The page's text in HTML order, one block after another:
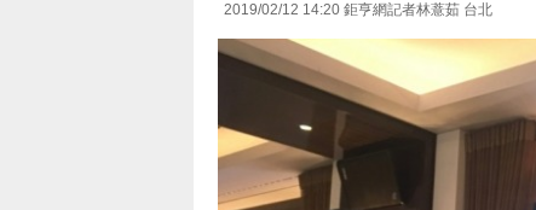
2019/02/12 14:20 鉅亨網記者林薏茹 台北